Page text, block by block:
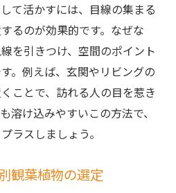
て活かすには、目線の集まる
るのが効果的です。なぜな
を引きつけ、空間のポイント
。例えば、玄関やリビングの
ことで、訪れる人の目を惹き
溶け込みやすいこの方法で、
ラスしましょう。
観葉植物の選定